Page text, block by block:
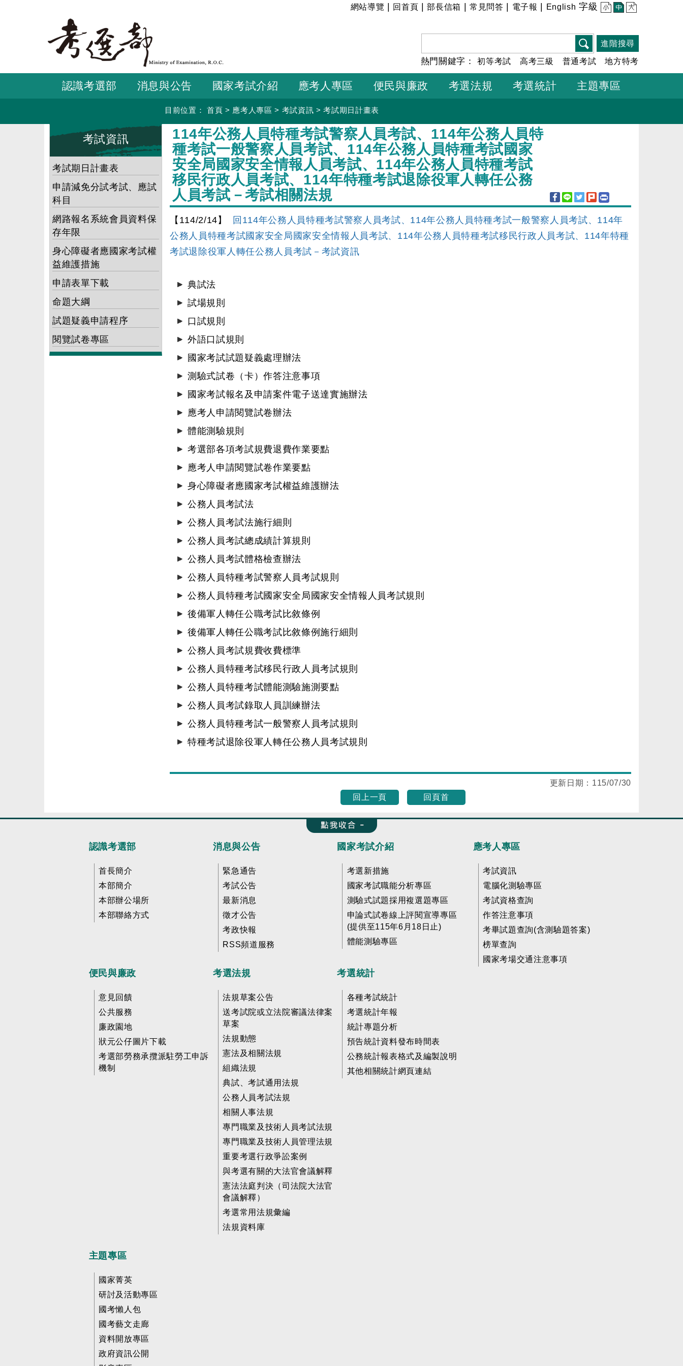
要
容
:::
網站導覽 回首頁 |部長信箱 常見問答 電子報 English 字級 小 中 大
進階搜尋
熱門關鍵字：初等考試 高考三級 普通考試 地方特考
認識考選部 消息與公告 國家考試介紹 應考人專區 便民與廉政 考選法規 考選統計 主題專區
目前位置： 首頁 > 應考人專區 > 考試資訊 >考試期日計畫表
考試資訊
考試期日計畫表
申請減免分試考試、應試
科目
網路報名系統會員資料保
存年限
身心障礙者應國家考試權
益維護措施
申請表單下載
命題大綱
試題疑義申請程序
閱覽試卷專區
:::
114年公務人員特種考試警察人員考試、114年公務人員特
種考試一般警察人員考試、114年公務人員特種考試國家
安全局國家安全情報人員考試、114年公務人員特種考試
移民行政人員考試、114年特種考試退除役軍人轉任公務
人員考試－考試相關法規
【114/2/14】
回114年公務人員特種考試警察人員考試、114年公務人員特種考試一般警察人員考試、114年
公務人員特種考試國家安全局國家安全情報人員考試、114年公務人員特種考試移民行政人員考試、114年特種
考試退除役軍人轉任公務人員考試－考試資訊
典試法
試場規則
口試規則
外語口試規則
國家考試試題疑義處理辦法
測驗式試卷（卡）作答注意事項
國家考試報名及申請案件電子送達實施辦法
應考人申請閱覽試卷辦法
體能測驗規則
考選部各項考試規費退費作業要點
應考人申請閱覽試卷作業要點
身心障礙者應國家考試權益維護辦法
公務人員考試法
公務人員考試法施行細則
公務人員考試總成績計算規則
公務人員考試體格檢查辦法
公務人員特種考試警察人員考試規則
公務人員特種考試國家安全局國家安全情報人員考試規則
後備軍人轉任公職考試比敘條例
後備軍人轉任公職考試比敘條例施行細則
公務人員考試規費收費標準
公務人員特種考試移民行政人員考試規則
公務人員特種考試體能測驗施測要點
公務人員考試錄取人員訓練辦法
公務人員特種考試一般警察人員考試規則
特種考試退除役軍人轉任公務人員考試規則
更新日期： 115/07/30
回上一頁
回頁首
收合 FatFooter
認識考選部
首長簡介
本部簡介
本部辦公場所
本部聯絡方式
消息與公告
緊急通告
考試公告
最新消息
徵才公告
考政快報
RSS頻道服務
國家考試介紹
考選新措施
國家考試職能分析專區
測驗式試題採用複選題專區
申論式試卷線上評閱宣導專區
(提供至115年6月18日止)
體能測驗專區
應考人專區
考試資訊
電腦化測驗專區
考試資格查詢
作答注意事項
考畢試題查詢(含測驗題答案)
榜單查詢
國家考場交通注意事項
便民與廉政
意見回饋
公共服務
廉政園地
狀元公仔圖片下載
考選部勞務承攬派駐勞工申訴
機制
考選法規
法規草案公告
送考試院或立法院審議法律案
草案
法規動態
憲法及相關法規
組織法規
典試、考試通用法規
公務人員考試法規
相關人事法規
專門職業及技術人員考試法規
專門職業及技術人員管理法規
重要考選行政爭訟案例
與考選有關的大法官會議解釋
憲法法庭判決（司法院大法官
會議解釋）
考選常用法規彙編
法規資料庫
考選統計
各種考試統計
考選統計年報
統計專題分析
預告統計資料發布時間表
公務統計報表格式及編製說明
其他相關統計網頁連結
主題專區
國家菁英
研討及活動專區
國考懶人包
國考藝文走廊
資料開放專區
政府資訊公開